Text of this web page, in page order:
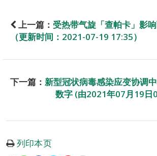
上一篇： 受热带气旋「查帕卡」影
（更新时间：2021-07-19 17:35）
下一篇： 新型冠状病毒感染应变协调
数字 (由2021年07月19日
列印本页